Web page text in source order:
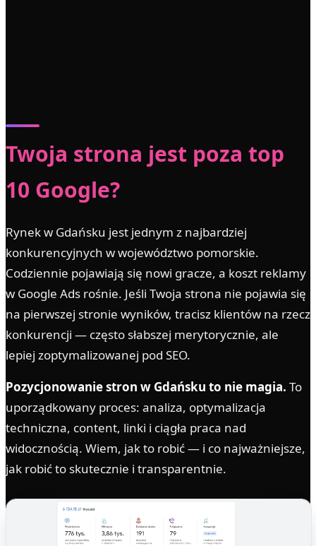
Twoja strona jest poza top
10 Google?
Rynek w Gdańsku jest jednym z najbardziej
konkurencyjnych w województwo pomorskie.
Codziennie pojawiają się nowi gracze, a koszt reklamy
w Google Ads rośnie. Jeśli Twoja strona nie pojawia się
na pierwszej stronie wyników, tracisz klientów na rzecz
konkurencji — często słabszej merytorycznie, ale
lepiej zoptymalizowanej pod SEO.
Pozycjonowanie stron w Gdańsku to nie magia. To
uporządkowany proces: analiza, optymalizacja
techniczna, content, linki i ciągła praca nad
widocznością. Wiem, jak to robić — i co najważniejsze,
jak robić to skutecznie i transparentnie.